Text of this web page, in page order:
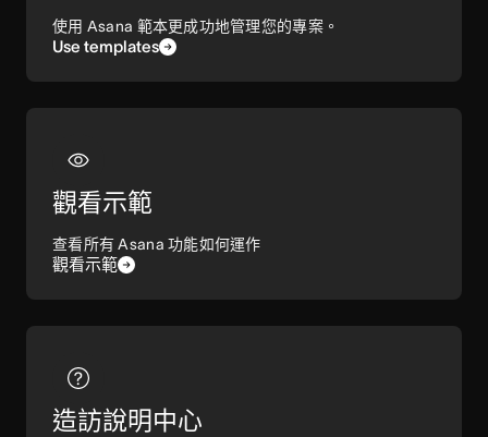
使用 Asana 範本更成功地管理您的專案。
Use templates
觀看示範
查看所有 Asana 功能如何運作
觀看示範
造訪說明中心